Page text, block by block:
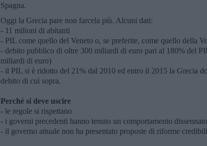
Spagna.
Oggi la Grecia pare non farcela più. Alcuni dati:
- 11 milioni di abitanti
- PIL come quello del Veneto o, se preferite, come quello della
- debito pubblico di oltre 300 miliardi di euro pari al 180% del
miliardi di euro)
- il PIL si è ridotto del 21% dal 2010 ed entro il 2015 la Grecia
debito di cui sopra.
Perché si deve uscire
- le regole si rispettano
- i governi precedenti hanno tenuto un comportamento
- il governo attuale non ha presentato proposte di riforme